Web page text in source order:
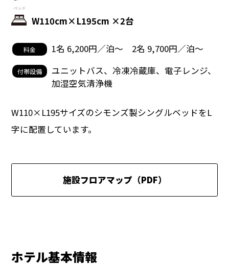
W110cm×L195cm ×2台
料金 1名 6,200円／泊〜 2名 9,700円／泊〜
付帯設備
ユニットバス、冷凍冷蔵庫、電子レンジ、
加湿空気清浄機
W110×L195サイズのシモンズ製シングルベッドをL
字に配置しています。
施設フロアマップ（PDF）
ホテル基本情報